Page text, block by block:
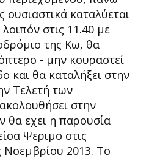
ουσιαστικά καταλύεται
στις 11.40 με
της Κω, θα
- μην κουραστεί
και θα καταλήξει στην
Τελετή των
στην
θα εχει η παρουσία
Ψεριμο στις
Νοεμβρίου 2013. Το